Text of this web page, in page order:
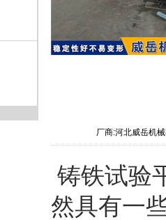
厂商:河北威岳机
铸铁试验
然具有一